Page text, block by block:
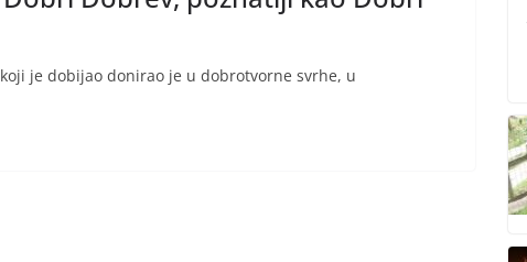
je dobijao donirao je u dobrotvorne svrhe, u